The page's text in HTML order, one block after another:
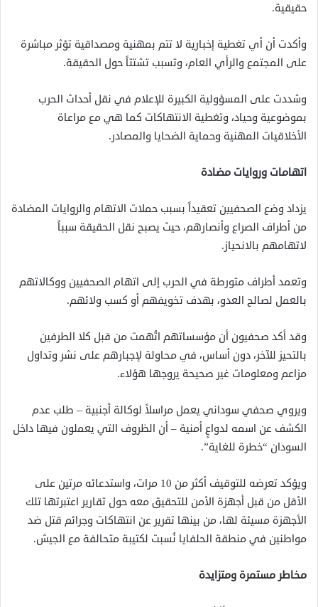
حقيقية.
وأكدت أن أي تغطية إخبارية لا تتم بمهنية ومصداقية تؤثر مباشرة
على المجتمع والرأي العام، وتسبب تشتتاً حول الحقيقة.
وشددت على المسؤولية الكبيرة للإعلام في نقل أحداث الحرب
بموضوعية وحياد، وتغطية الانتهاكات كما هي مع مراعاة
الأخلاقيات المهنية وحماية الضحايا والمصادر.
اتهامات وروايات مضادة
يزداد وضع الصحفيين تعقيداً بسبب حملات الاتهام والروايات المضادة
من أطراف الصراع وأنصارهم، حيث يصبح نقل الحقيقة سبباً
لاتهامهم بالانحياز.
وتعمد أطراف متورطة في الحرب إلى اتهام الصحفيين ووكالاتهم
بالعمل لصالح العدو، بهدف تخويفهم أو كسب ولائهم.
وقد أكد صحفيون أن مؤسساتهم اتُهمت من قبل كلا الطرفين
بالتحيز للآخر، دون أساس، في محاولة لإجبارهم على نشر وتداول
مزاعم ومعلومات غير صحيحة يروجها هؤلاء.
ويروي صحفي سوداني يعمل مراسلاً لوكالة أجنبية – طلب عدم
الكشف عن اسمه لدواعٍ أمنية – أن الظروف التي يعملون فيها داخل
السودان “خطرة للغاية”.
ويؤكد تعرضه للتوقيف أكثر من 10 مرات، واستدعائه مرتين على
الأقل من قبل أجهزة الأمن للتحقيق معه حول تقارير اعتبرتها تلك
الأجهزة مسيئة لها، من بينها تقرير عن انتهاكات وجرائم قتل ضد
مواطنين في منطقة الحلفايا نُسبت لكتيبة متحالفة مع الجيش.
مخاطر مستمرة ومتزايدة